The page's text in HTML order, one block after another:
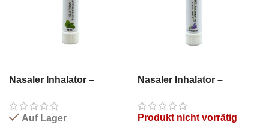
Nasaler Inhalator –
Auf Lager
Nasaler Inhalator –
Produkt nicht vorrätig